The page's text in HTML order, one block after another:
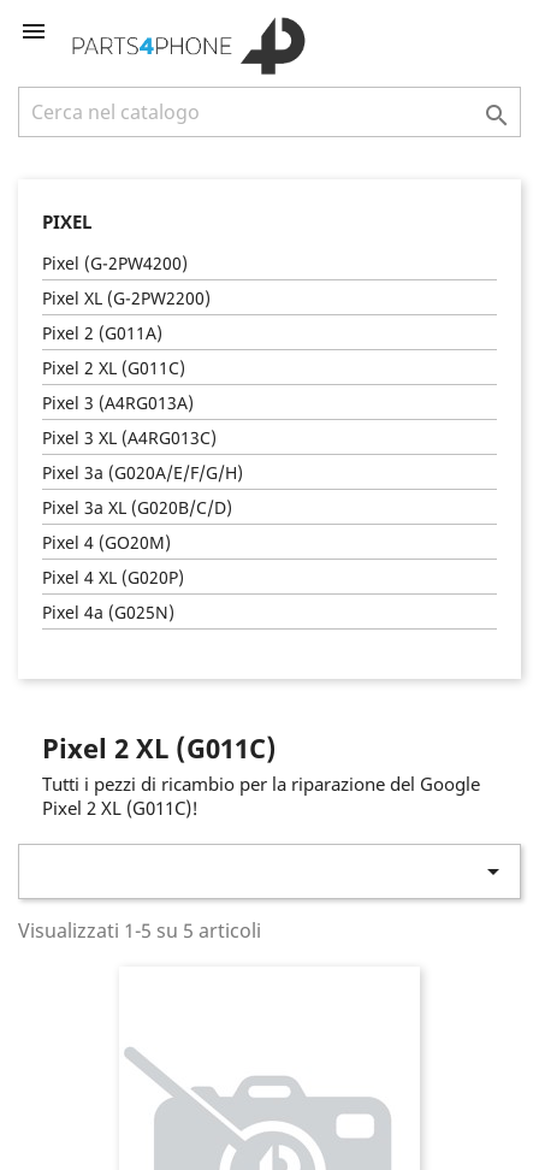


PIXEL
Pixel (G-2PW4200)
Pixel XL (G-2PW2200)
Pixel 2 (G011A)
Pixel 2 XL (G011C)
Pixel 3 (A4RG013A)
Pixel 3 XL (A4RG013C)
Pixel 3a (G020A/E/F/G/H)
Pixel 3a XL (G020B/C/D)
Pixel 4 (GO20M)
Pixel 4 XL (G020P)
Pixel 4a (G025N)
Pixel 2 XL (G011C)
Tutti i pezzi di ricambio per la riparazione del Google
Pixel 2 XL (G011C)!

Visualizzati 1-5 su 5 articoli